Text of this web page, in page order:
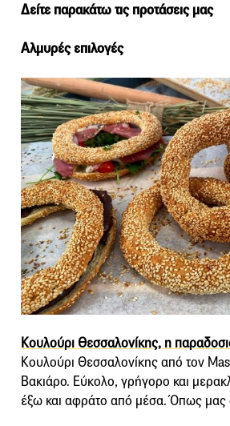
Δείτε παρακάτω τις προτάσεις μας
Αλμυρές επιλογές
Κουλούρι Θεσσαλονίκης, η
Κουλούρι Θεσσαλονίκης από τον
Βακιάρο. Εύκολο, γρήγορο και
έξω και αφράτο από μέσα. Όπως μας